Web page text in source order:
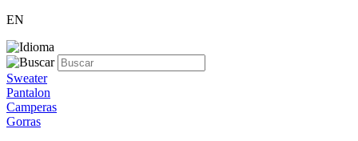
EN
Sweater
Pantalon
Camperas
Gorras